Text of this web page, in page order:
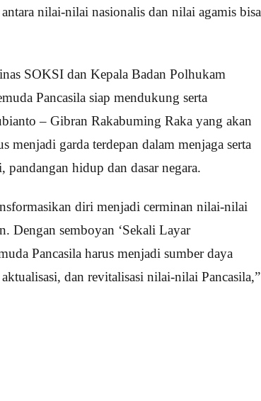
nilai-nilai nasionalis dan nilai agamis bisa
SOKSI dan Kepala Badan Polhukam
Pancasila siap mendukung serta
– Gibran Rakabuming Raka yang akan
garda terdepan dalam menjaga serta
hidup dan dasar negara.
diri menjadi cerminan nilai-nilai
Dengan semboyan ‘Sekali Layar
Pancasila harus menjadi sumber daya
dan revitalisasi nilai-nilai Pancasila,”